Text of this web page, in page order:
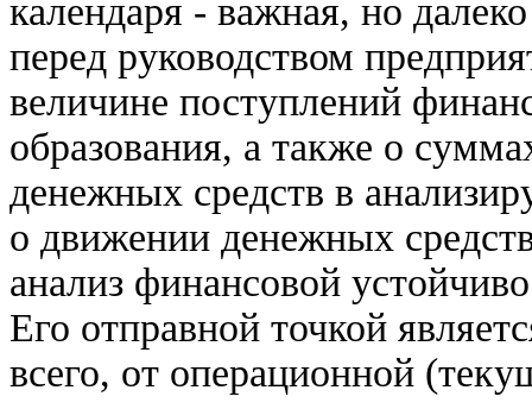
календаря - важная, но
перед руководством
величине поступлений
образования, а также о
денежных средств в
о движении денежных
анализ финансовой
Его отправной точкой
всего, от операционной